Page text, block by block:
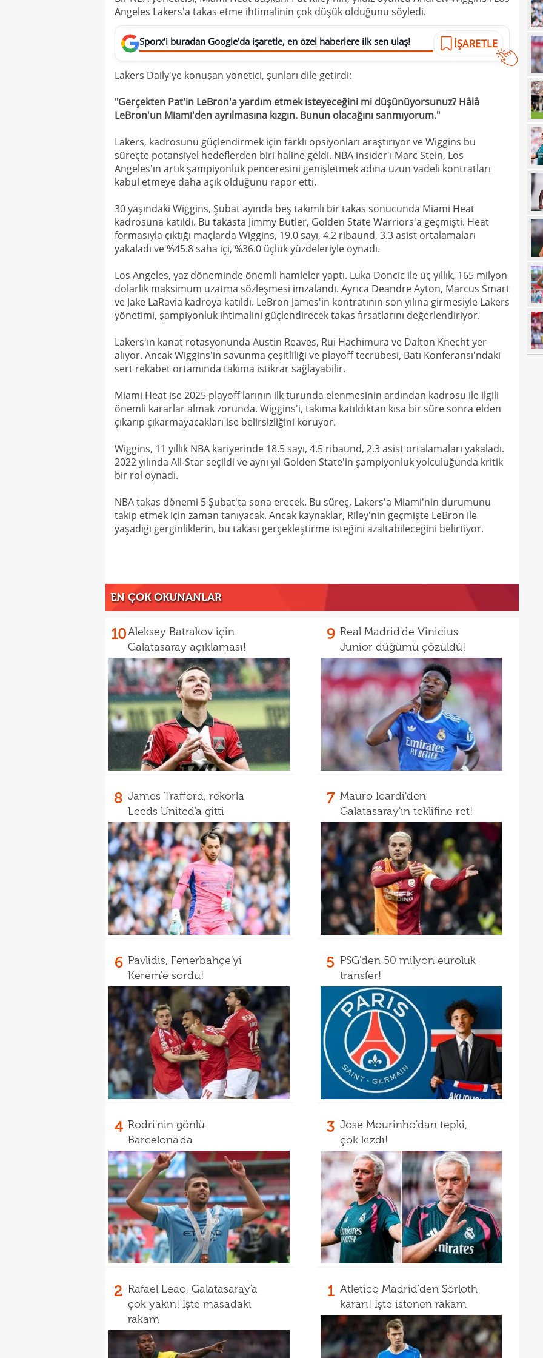
Angeles Lakers'a takas etme ihtimalinin çok düşük olduğunu söyledi.
Sporx’i buradan Google’da işaretle, en özel haberlere ilk sen ulaş! İŞARETLE
Lakers Daily'ye konuşan yönetici, şunları dile getirdi:
"Gerçekten Pat'in LeBron'a yardım etmek isteyeceğini mi düşünüyorsunuz? Hâlâ
LeBron'un Miami'den ayrılmasına kızgın. Bunun olacağını sanmıyorum."
Lakers, kadrosunu güçlendirmek için farklı opsiyonları araştırıyor ve Wiggins bu
süreçte potansiyel hedeflerden biri haline geldi. NBA insider'ı Marc Stein, Los
Angeles'ın artık şampiyonluk penceresini genişletmek adına uzun vadeli kontratları
kabul etmeye daha açık olduğunu rapor etti.
30 yaşındaki Wiggins, Şubat ayında beş takımlı bir takas sonucunda Miami Heat
kadrosuna katıldı. Bu takasta Jimmy Butler, Golden State Warriors'a geçmişti. Heat
formasıyla çıktığı maçlarda Wiggins, 19.0 sayı, 4.2 ribaund, 3.3 asist ortalamaları
yakaladı ve %45.8 saha içi, %36.0 üçlük yüzdeleriyle oynadı.
Los Angeles, yaz döneminde önemli hamleler yaptı. Luka Doncic ile üç yıllık, 165 milyon
dolarlık maksimum uzatma sözleşmesi imzalandı. Ayrıca Deandre Ayton, Marcus Smart
ve Jake LaRavia kadroya katıldı. LeBron James'in kontratının son yılına girmesiyle Lakers
yönetimi, şampiyonluk ihtimalini güçlendirecek takas fırsatlarını değerlendiriyor.
Lakers'ın kanat rotasyonunda Austin Reaves, Rui Hachimura ve Dalton Knecht yer
alıyor. Ancak Wiggins'in savunma çeşitliliği ve playoff tecrübesi, Batı Konferansı'ndaki
sert rekabet ortamında takıma istikrar sağlayabilir.
Miami Heat ise 2025 playoff'larının ilk turunda elenmesinin ardından kadrosu ile ilgili
önemli kararlar almak zorunda. Wiggins'i, takıma katıldıktan kısa bir süre sonra elden
çıkarıp çıkarmayacakları ise belirsizliğini koruyor.
Wiggins, 11 yıllık NBA kariyerinde 18.5 sayı, 4.5 ribaund, 2.3 asist ortalamaları yakaladı.
2022 yılında All-Star seçildi ve aynı yıl Golden State'in şampiyonluk yolculuğunda kritik
bir rol oynadı.
NBA takas dönemi 5 Şubat'ta sona erecek. Bu süreç, Lakers'a Miami'nin durumunu
takip etmek için zaman tanıyacak. Ancak kaynaklar, Riley'nin geçmişte LeBron ile
yaşadığı gerginliklerin, bu takası gerçekleştirme isteğini azaltabileceğini belirtiyor.
EN ÇOK OKUNANLAR
10Aleksey Batrakov için
Galatasaray açıklaması!
9 Real Madrid'de Vinicius
Junior düğümü çözüldü!
8 James Trafford, rekorla
Leeds United'a gitti
7 Mauro Icardi'den
Galatasaray'ın teklifine ret!
6 Pavlidis, Fenerbahçe'yi
Kerem'e sordu!
5 PSG'den 50 milyon euroluk
transfer!
4 Rodri'nin gönlü
Barcelona'da
3 Jose Mourinho'dan tepki,
çok kızdı!
2 Rafael Leao, Galatasaray'a
çok yakın! İşte masadaki
rakam
1 Atletico Madrid'den Sörloth
kararı! İşte istenen rakam